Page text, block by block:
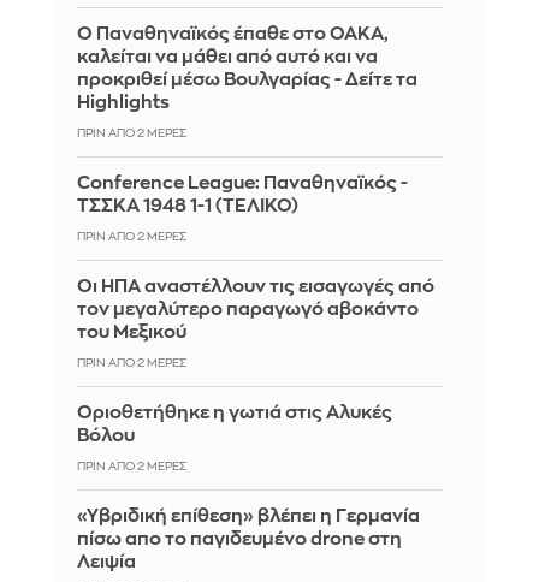
Ο Παναθηναϊκός έπαθε στο ΟΑΚΑ,
καλείται να μάθει από αυτό και να
προκριθεί μέσω Βουλγαρίας - Δείτε τα
Highlights
ΠΡΙΝ ΑΠΌ 2 ΜΈΡΕΣ
Conference League: Παναθηναϊκός -
ΤΣΣΚΑ 1948 1-1 (ΤΕΛΙΚΟ)
ΠΡΙΝ ΑΠΌ 2 ΜΈΡΕΣ
Οι ΗΠΑ αναστέλλουν τις εισαγωγές από
τον μεγαλύτερο παραγωγό αβοκάντο
του Μεξικού
ΠΡΙΝ ΑΠΌ 2 ΜΈΡΕΣ
Οριοθετήθηκε η γωτιά στις Αλυκές
Βόλου
ΠΡΙΝ ΑΠΌ 2 ΜΈΡΕΣ
«Υβριδική επίθεση» βλέπει η Γερμανία
πίσω απο το παγιδευμένο drone στη
Λειψία